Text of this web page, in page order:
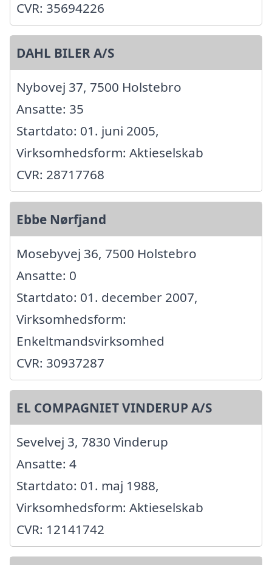
CVR: 35694226
DAHL BILER A/S
Nybovej 37, 7500 Holstebro
Ansatte: 35
Startdato: 01. juni 2005,
Virksomhedsform: Aktieselskab
CVR: 28717768
Ebbe Nørfjand
Mosebyvej 36, 7500 Holstebro
Ansatte: 0
Startdato: 01. december 2007,
Virksomhedsform:
Enkeltmandsvirksomhed
CVR: 30937287
EL COMPAGNIET VINDERUP A/S
Sevelvej 3, 7830 Vinderup
Ansatte: 4
Startdato: 01. maj 1988,
Virksomhedsform: Aktieselskab
CVR: 12141742